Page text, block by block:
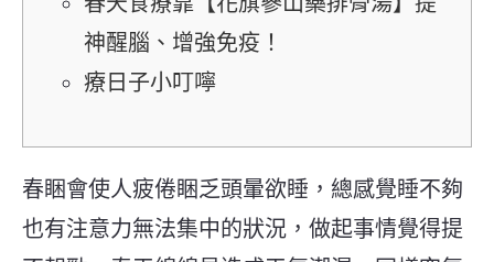
神醒腦、增強免疫！
療日子小叮嚀
春睏會使人疲倦睏乏頭暈欲睡，總感覺睡不夠
也有注意力無法集中的狀況，做起事情覺得提